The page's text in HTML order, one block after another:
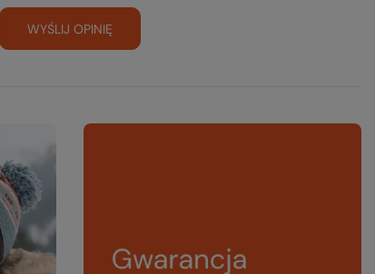
WYŚLIJ OPINIĘ